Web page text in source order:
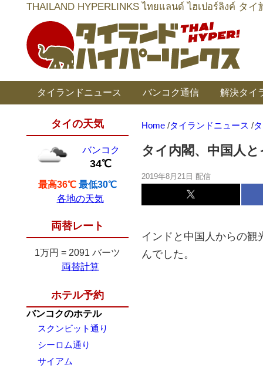
THAILAND HYPERLINKS ไทยแลนด์ ไฮเปอร์ลิงค์ タ
タイランドニュース バンコク通信 解決タイ
タイの天気
バンコク
34℃
最高36℃ 最低30℃
各地の天気
両替レート
1万円 = 2091 バーツ
両替計算
ホテル予約
バンコクのホテル
スクンビット通り
シーロム通り
サイアム
Home /タイランドニュース /
タイ内閣、中国人
2019年8月21日 配信
インドと中国人からの
んでした。